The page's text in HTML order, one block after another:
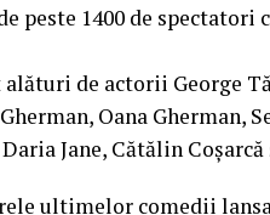
peste 1400 de spectatori
de actorii George
Oana Gherman,
Jane, Cătălin
ultimelor comedii